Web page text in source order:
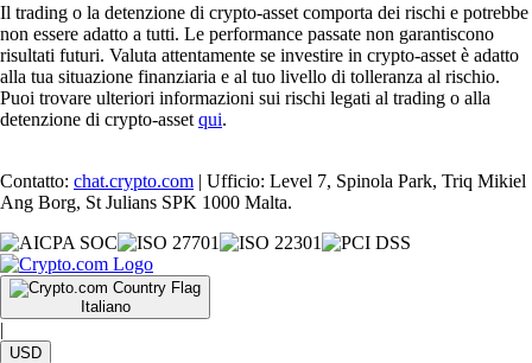
Il trading o la detenzione di crypto-asset comporta dei rischi e potrebbe
non essere adatto a tutti. Le performance passate non garantiscono
risultati futuri. Valuta attentamente se investire in crypto-asset è adatto
alla tua situazione finanziaria e al tuo livello di tolleranza al rischio.
Puoi trovare ulteriori informazioni sui rischi legati al trading o alla
detenzione di crypto-asset qui.
Contatto: chat.crypto.com | Ufficio: Level 7, Spinola Park, Triq Mikiel
Ang Borg, St Julians SPK 1000 Malta.
Italiano
|
USD